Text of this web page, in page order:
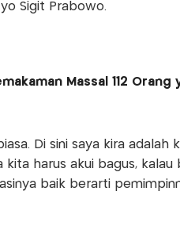
Sigit Prabowo.
Massal 112
Di sini saya kira adalah
kita harus akui bagus, kalau
baik berarti